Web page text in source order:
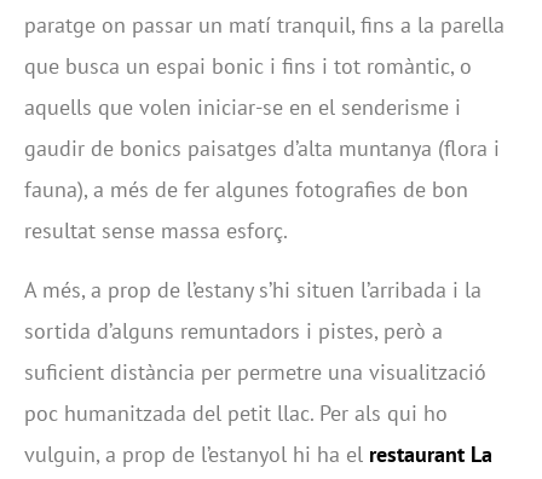
paratge on passar un matí tranquil, fins a la parella
que busca un espai bonic i fins i tot romàntic, o
aquells que volen iniciar-se en el senderisme i
gaudir de bonics paisatges d’alta muntanya (flora i
fauna), a més de fer algunes fotografies de bon
resultat sense massa esforç.
A més, a prop de l’estany s’hi situen l’arribada i la
sortida d’alguns remuntadors i pistes, però a
suficient distància per permetre una visualització
poc humanitzada del petit llac. Per als qui ho
vulguin, a prop de l’estanyol hi ha el restaurant La